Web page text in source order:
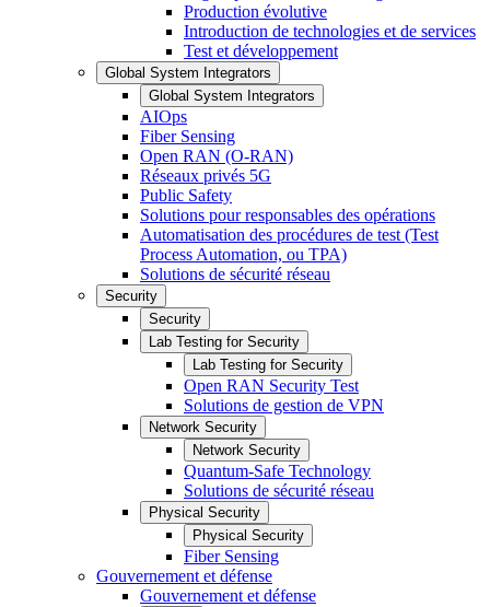
Production évolutive
Introduction de technologies et de services
Test et développement
Global System Integrators
Global System Integrators
AIOps
Fiber Sensing
Open RAN (O-RAN)
Réseaux privés 5G
Public Safety
Solutions pour responsables des opérations
Automatisation des procédures de test (Test
Process Automation, ou TPA)
Solutions de sécurité réseau
Security
Security
Lab Testing for Security
Lab Testing for Security
Open RAN Security Test
Solutions de gestion de VPN
Network Security
Network Security
Quantum-Safe Technology
Solutions de sécurité réseau
Physical Security
Physical Security
Fiber Sensing
Gouvernement et défense
Gouvernement et défense